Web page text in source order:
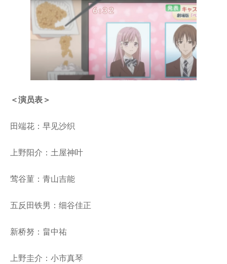
＜演员表 ＞
田端花：早见沙织
上野阳介：土屋神叶
莺谷菫：青山吉能
五反田铁男：细谷佳正
新桥努：畠中祐
上野圭介：小市真琴